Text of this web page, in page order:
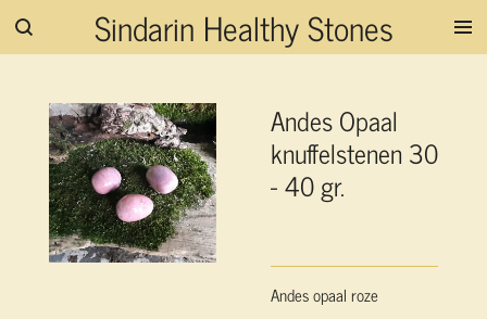
Ga
hoofdinhoud
Sindarin Healthy Stones
Andes Opaal
knuffelstenen 30
- 40 gr.
Andes opaal roze